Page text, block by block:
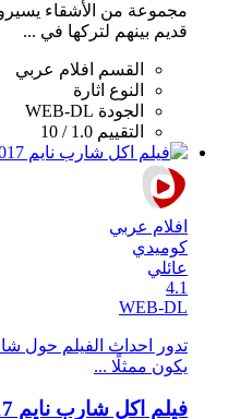
مجموعة من الأشقاء
قديم بينهم لتركها في ...
القسم
افلام عربي
النوع اثارة
الجودة WEB-DL
التقييم 1.0 / 10
افلام عربي
كوميدي
عائلي
4.1
WEB-DL
تدور احداث الفيلم حول
يكون ممثلًا ...
فيلم اكل شارب نايم 2017 HD